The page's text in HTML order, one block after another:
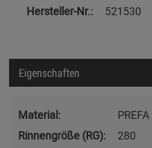
Hersteller-Nr.: 521530
Eigenschaften
Material:
Rinnengröße (RG):
280